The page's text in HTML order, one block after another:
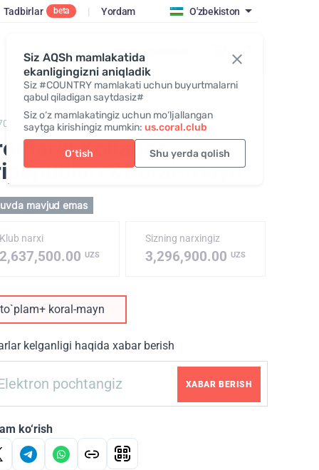
Siz AQSh mamlakatida
ekanligingizni aniqladik
Siz #COUNTRY mamlakati uchun buyurtmalarni
qabul qiladigan saytdasiz#
Siz o‘z mamlakatingiz uchun mo‘ljallangan
saytga kirishingiz mumkin: us.coral.club
O‘tish Shu yerda qolish
Tadbirlar beta | Yordam O'zbekiston
Kirish / Qo‘shilish
Promarine Collagen Tripeptides & Coral-Mine
Kollagen
&Koral-mayn
mavjud emas
narxi
UZS
Sizning narxingiz
3,296,900.00 UZS
to`plam+ koral-mayn
kelganligi haqida xabar berish
XABAR BERISH
ko‘rish